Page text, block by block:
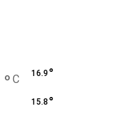
° C 16.9 °
15.8 °